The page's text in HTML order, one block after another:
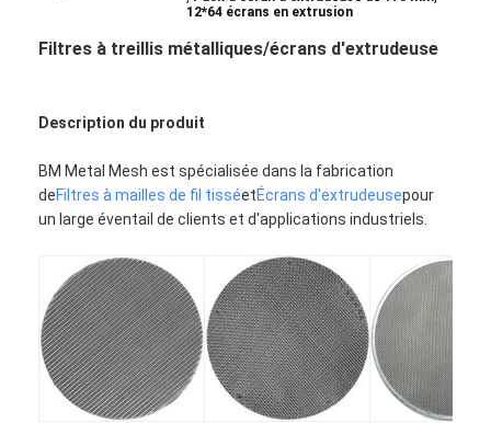
12*64 écrans en extrusion
Filtres à treillis métalliques/écrans d'extrudeuse
Description du produit
BM Metal Mesh est spécialisée dans la fabrication
deFiltres à mailles de fil tisséetÉcrans d'extrudeusepour
un large éventail de clients et d'applications industriels.